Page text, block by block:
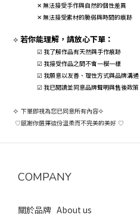
✕ 無法接受手作與自然的個性差異
✕ 無法接受素材的脆弱與時間的痕跡
⟡ 若你能理解，請放心下單：
☑ 我了解作品有天然與手作痕跡
☑ 我接受作品之間不會一模一樣
☑ 我願意以友善、理性方式與品牌溝通
☑ 我已閱讀並同意品牌聲明與售後政策
⟡ 下單即視為您已同意所有內容⟡
♡感謝你選擇這份溫柔而不完美的美好 ♡
COMPANY
關於品牌 About us